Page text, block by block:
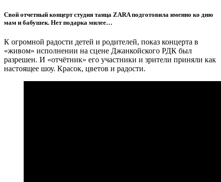
Свой отчетный концерт студия танца ZARA подготовила именно ко дню
мам и бабушек. Нет подарка милее…
К огромной радости детей и родителей, показ концерта в
«живом» исполнении на сцене Джанкойского РДК был
разрешен. И «отчётник» его участники и зрители приняли как
настоящее шоу. Красок, цветов и радости.